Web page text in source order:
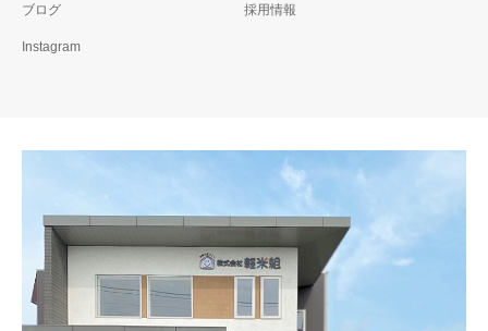
ブログ
Instagram
採用情報